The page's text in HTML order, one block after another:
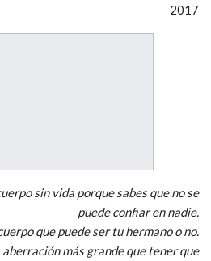
2017
sin vida porque sabes que no se
puede confiar en nadie.
que puede ser tu hermano o no.
más grande que tener que